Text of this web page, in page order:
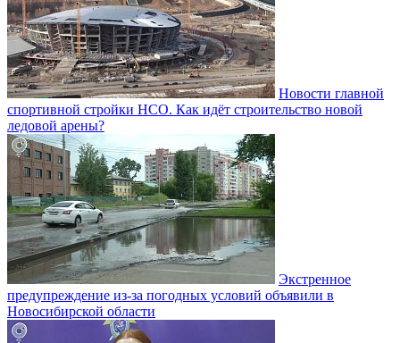
Новости главной
спортивной стройки НСО. Как идёт строительство новой
ледовой арены?
Экстренное
предупреждение из-за погодных условий объявили в
Новосибирской области